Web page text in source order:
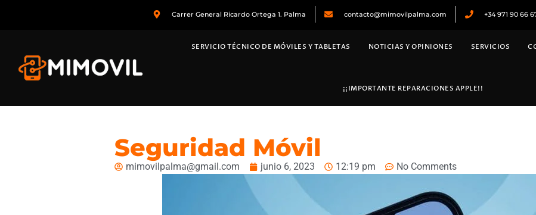
Carrer General Ricardo Ortega 1. Palma contacto@mimovilpalma.com +34 971 90 66
SERVICIO TÉCNICO DE MÓVILES Y TABLETAS NOTICIAS Y OPINIONES SERVICIOS
¡¡IMPORTANTE REPARACIONES APPLE!!
Seguridad Móvil
mimovilpalma@gmail.com junio 6, 2023 12:19 pm No Comments